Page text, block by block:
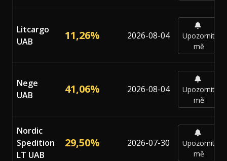
Litcargo
UAB
11,26% 2026-08-04
Upozornit
mě
Nege
UAB
41,06% 2026-08-04
Upozornit
mě
Nordic
Spedition
LT UAB
29,50% 2026-07-30
Upozornit
mě